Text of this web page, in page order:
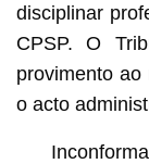
disciplinar
CPSP. O
provimento
o acto